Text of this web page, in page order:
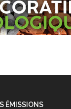
ÉMISSIONS